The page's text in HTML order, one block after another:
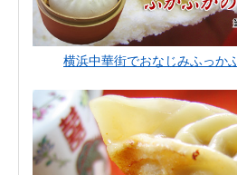
横浜中華街でおなじみふっか